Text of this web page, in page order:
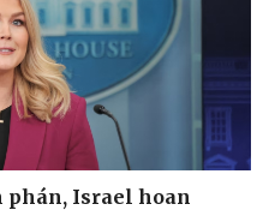
phán, Israel hoan